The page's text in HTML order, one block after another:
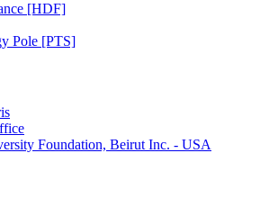
[HDF]
Pole [PTS]
Foundation, Beirut Inc. - USA